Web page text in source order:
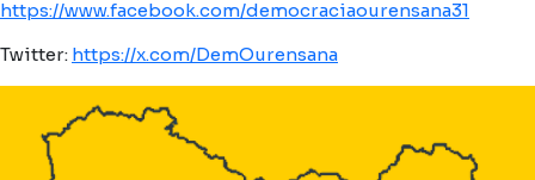
https://www.facebook.com/democraciaourensana31
Twitter: https://x.com/DemOurensana